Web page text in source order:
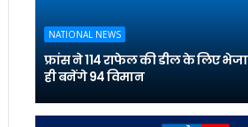
NATIONAL NEWS
फ्रांस ने 114 राफेल की डील के लिए
ही बनेंगे 94 विमान